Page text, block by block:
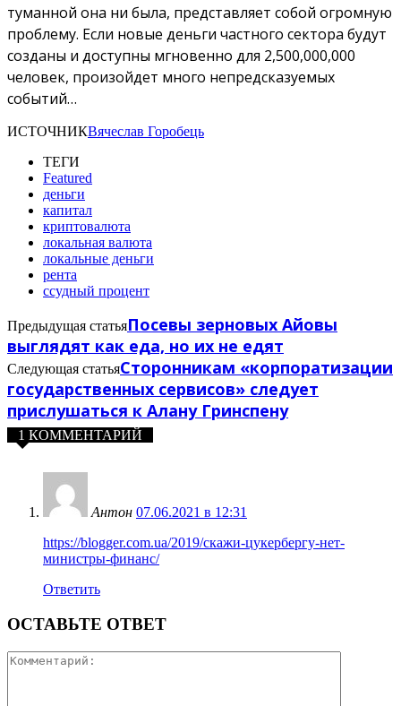
туманной она ни была, представляет собой огромную
проблему. Если новые деньги частного сектора будут
созданы и доступны мгновенно для 2,500,000,000
человек, произойдет много непредсказуемых
событий…
ИСТОЧНИКВячеслав Горобець
ТЕГИ
Featured
деньги
капитал
криптовалюта
локальная валюта
локальные деньги
рента
ссудный процент
Предыдущая статьяПосевы зерновых Айовы
выглядят как еда, но их не едят
Следующая статьяСторонникам «корпоратизации
государственных сервисов» следует
прислушаться к Алану Гринспену
1 КОММЕНТАРИЙ
Антон 07.06.2021 в 12:31
https://blogger.com.ua/2019/скажи-цукербергу-нет-
министры-финанс/
Ответить
ОСТАВЬТЕ ОТВЕТ